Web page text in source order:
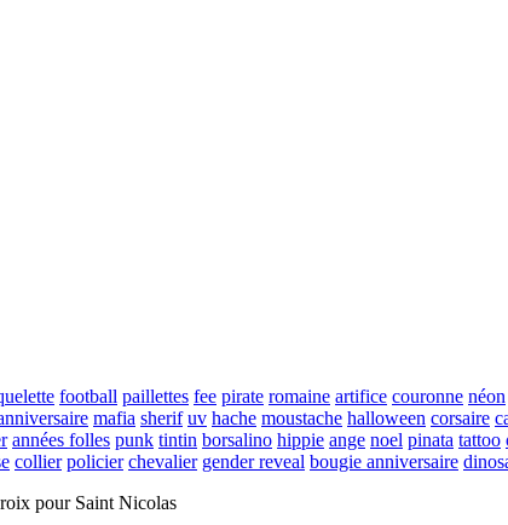
football paillettes fee pirate romaine artifice couronne néon
mafia sherif uv hache moustache halloween corsaire
années folles punk tintin borsalino hippie ange noel pinata tattoo
collier policier chevalier gender reveal bougie anniversaire
pour Saint Nicolas